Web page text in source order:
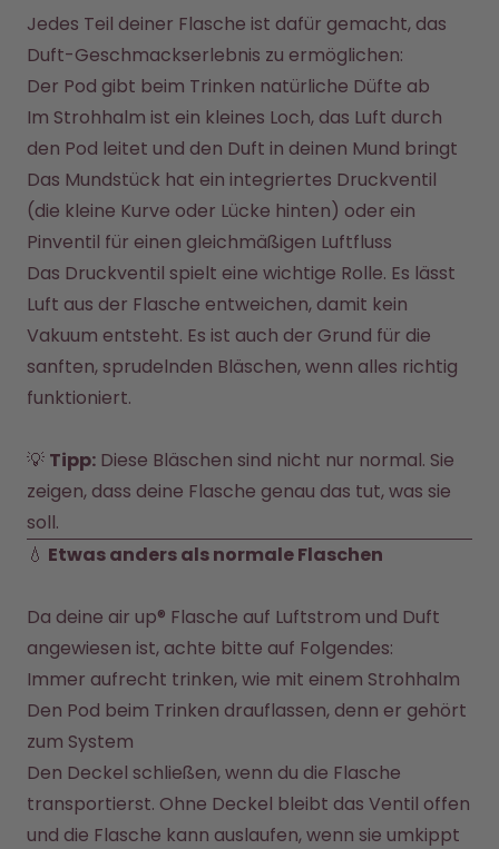
Jedes Teil deiner Flasche ist dafür gemacht, das
Duft-Geschmackserlebnis zu ermöglichen:
Der Pod gibt beim Trinken natürliche Düfte ab
Im Strohhalm ist ein kleines Loch, das Luft durch
den Pod leitet und den Duft in deinen Mund bringt
Das Mundstück hat ein integriertes Druckventil
(die kleine Kurve oder Lücke hinten) oder ein
Pinventil für einen gleichmäßigen Luftfluss
Das Druckventil spielt eine wichtige Rolle. Es lässt
Luft aus der Flasche entweichen, damit kein
Vakuum entsteht. Es ist auch der Grund für die
sanften, sprudelnden Bläschen, wenn alles richtig
funktioniert.
💡 Tipp: Diese Bläschen sind nicht nur normal. Sie
zeigen, dass deine Flasche genau das tut, was sie
soll.
💧 Etwas anders als normale Flaschen
Da deine air up® Flasche auf Luftstrom und Duft
Immer aufrecht trinken, wie mit einem Strohhalm
Den Pod beim Trinken drauflassen, denn er gehört
zum System
Den Deckel schließen, wenn du die Flasche
transportierst. Ohne Deckel bleibt das Ventil offen
und die Flasche kann auslaufen, wenn sie umkippt